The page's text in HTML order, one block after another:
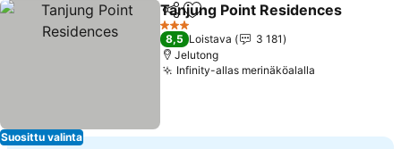
Suosittu valinta
Jaa Lisää suosikkeihin
Tanjung Point Residences
3 Tähtiluokitus
8,5 Loistava
3 181
Jelutong
Infinity-allas merinäköalalla